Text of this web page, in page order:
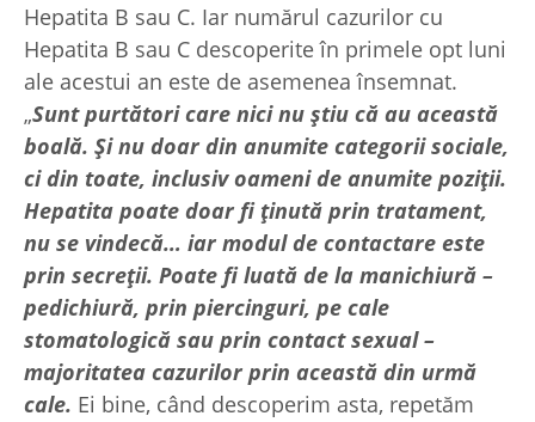
Hepatita B sau C. Iar numărul cazurilor cu
Hepatita B sau C descoperite în primele opt luni
ale acestui an este de asemenea însemnat.
„Sunt purtători care nici nu știu că au această
boală. Și nu doar din anumite categorii sociale,
ci din toate, inclusiv oameni de anumite poziții.
Hepatita poate doar fi ținută prin tratament,
nu se vindecă… iar modul de contactare este
prin secreții. Poate fi luată de la manichiură –
pedichiură, prin piercinguri, pe cale
stomatologică sau prin contact sexual –
majoritatea cazurilor prin această din urmă
cale. Ei bine, când descoperim asta, repetăm